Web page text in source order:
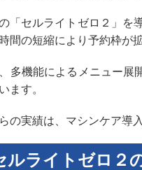
「セルライトゼロ２」を
間の短縮により予約枠が
多機能によるメニュー展
ます。
の実績は、マシンケア導
ルライトゼロ２